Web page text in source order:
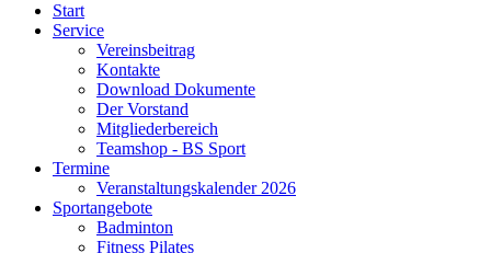
Start
Service
Vereinsbeitrag
Kontakte
Download Dokumente
Der Vorstand
Mitgliederbereich
Teamshop - BS Sport
Termine
Veranstaltungskalender 2026
Sportangebote
Badminton
Fitness Pilates